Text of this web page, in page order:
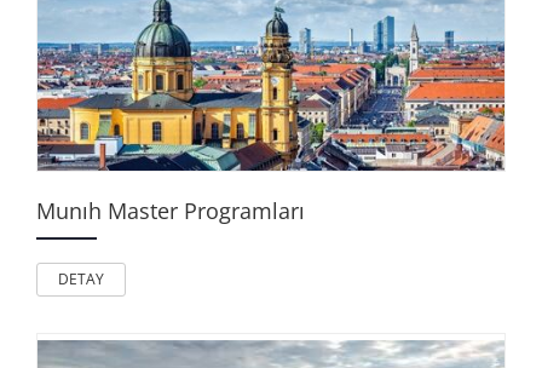
Munıh Master Programları
DETAY